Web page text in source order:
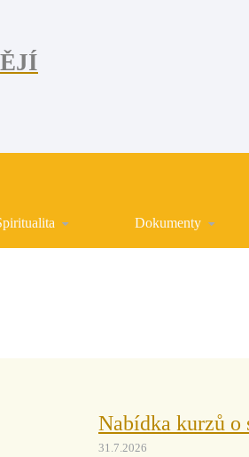
Dokumenty
Nabídka kurzů o
31.7.2026